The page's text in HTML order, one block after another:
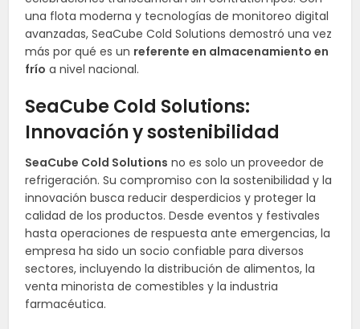
una flota moderna y tecnologías de monitoreo digital
avanzadas, SeaCube Cold Solutions demostró una vez
más por qué es un referente en almacenamiento en
frío a nivel nacional.
SeaCube Cold Solutions:
Innovación y sostenibilidad
SeaCube Cold Solutions no es solo un proveedor de
refrigeración. Su compromiso con la sostenibilidad y la
innovación busca reducir desperdicios y proteger la
calidad de los productos. Desde eventos y festivales
hasta operaciones de respuesta ante emergencias, la
empresa ha sido un socio confiable para diversos
sectores, incluyendo la distribución de alimentos, la
venta minorista de comestibles y la industria
farmacéutica.